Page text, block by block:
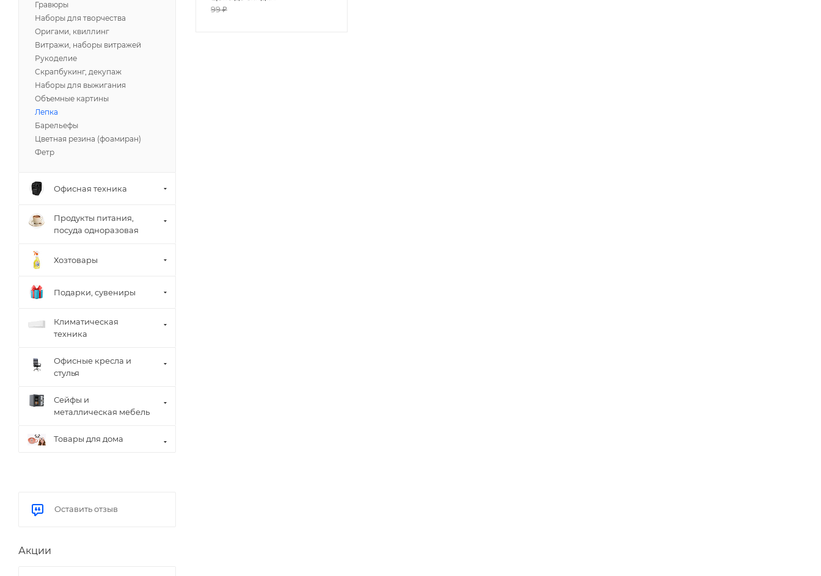
99₽
Гравюры
Наборы для творчества
Оригами, квиллинг
Витражи, наборы витражей
Рукоделие
Скрапбукинг, декупаж
Наборы для выжигания
Объемные картины
Лепка
Барельефы
Цветная резина (фоамиран)
Фетр
Офисная техника
Продукты питания,
посуда одноразовая
Хозтовары
Подарки, сувениры
Климатическая
техника
Офисные кресла и
стулья
Сейфы и
металлическая мебель
Товары для дома
Оставить отзыв
Акции